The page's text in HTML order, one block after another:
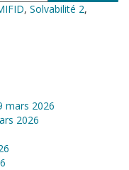
, Solvabilité 2,
mars 2026
2026